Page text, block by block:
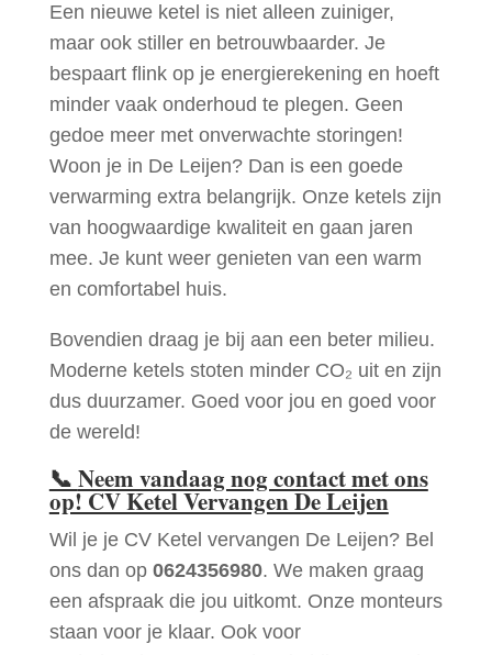
Een nieuwe ketel is niet alleen zuiniger,
maar ook stiller en betrouwbaarder. Je
bespaart flink op je energierekening en hoeft
minder vaak onderhoud te plegen. Geen
gedoe meer met onverwachte storingen!
Woon je in De Leijen? Dan is een goede
verwarming extra belangrijk. Onze ketels zijn
van hoogwaardige kwaliteit en gaan jaren
mee. Je kunt weer genieten van een warm
en comfortabel huis.
Bovendien draag je bij aan een beter milieu.
Moderne ketels stoten minder CO₂ uit en zijn
dus duurzamer. Goed voor jou en goed voor
de wereld!
📞 Neem vandaag nog contact met ons
op! CV Ketel Vervangen De Leijen
Wil je je CV Ketel vervangen De Leijen? Bel
ons dan op 0624356980. We maken graag
een afspraak die jou uitkomt. Onze monteurs
staan voor je klaar. Ook voor